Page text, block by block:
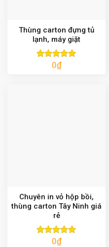
Thùng carton đựng tủ
lạnh, máy giặt
Được xếp
0₫
Chuyên in vỏ hộp bồi,
thùng carton Tây Ninh giá
rẻ
Được xếp
0₫